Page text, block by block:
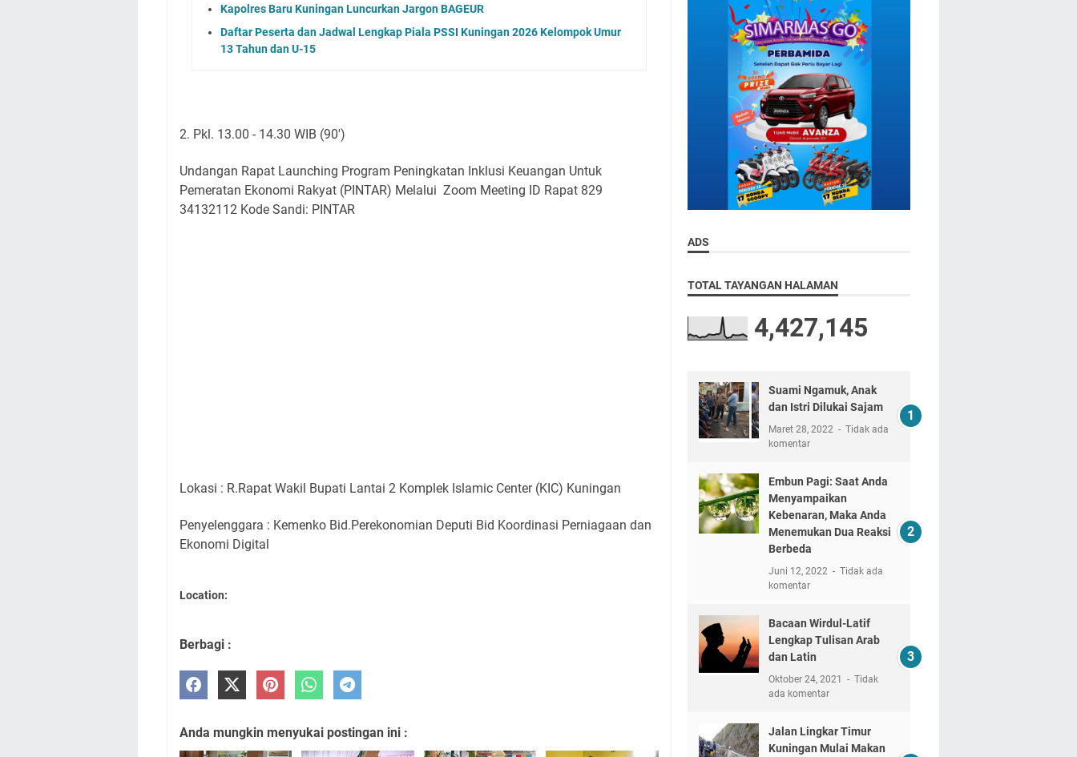
Kapolres Baru Kuningan Luncurkan Jargon BAGEUR
Daftar Peserta dan Jadwal Lengkap Piala PSSI Kuningan 2026 Kelompok Umur
13 Tahun dan U-15
2. Pkl. 13.00 - 14.30 WIB (90')
Undangan Rapat Launching Program Peningkatan Inklusi Keuangan Untuk
Pemeratan Ekonomi Rakyat (PINTAR) Melalui Zoom Meeting ID Rapat 829
34132112 Kode Sandi: PINTAR
Lokasi : R.Rapat Wakil Bupati Lantai 2 Komplek Islamic Center (KIC) Kuningan
Penyelenggara : Kemenko Bid.Perekonomian Deputi Bid Koordinasi Perniagaan dan
Ekonomi Digital
Location:
Berbagi :
Anda mungkin menyukai postingan ini :
ADS
TOTAL TAYANGAN HALAMAN
4,427,145
Suami Ngamuk, Anak
dan Istri Dilukai Sajam
Maret 28, 2022
Tidak ada
komentar
Embun Pagi: Saat Anda
Menyampaikan
Kebenaran, Maka Anda
Menemukan Dua Reaksi
Berbeda
Juni 12, 2022
Tidak ada
komentar
Bacaan Wirdul-Latif
Lengkap Tulisan Arab
dan Latin
Oktober 24, 2021
Tidak
ada komentar
Jalan Lingkar Timur
Kuningan Mulai Makan